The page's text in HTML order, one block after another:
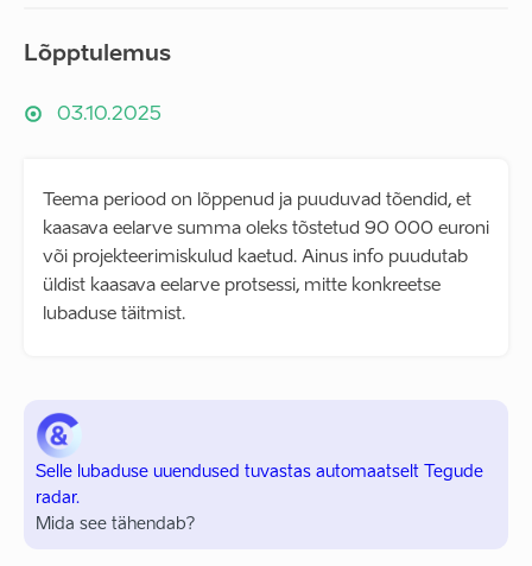
Lõpptulemus
03.10.2025
Teema periood on lõppenud ja puuduvad tõendid, et
kaasava eelarve summa oleks tõstetud 90 000 euroni
või projekteerimiskulud kaetud. Ainus info puudutab
üldist kaasava eelarve protsessi, mitte konkreetse
lubaduse täitmist.
Selle lubaduse uuendused tuvastas automaatselt Tegude
radar.
Mida see tähendab?